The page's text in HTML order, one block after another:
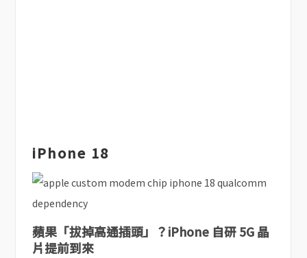
iPhone 18
蘋果「拔掉高通插頭」？iPhone 自研 5G 晶
片提前到來